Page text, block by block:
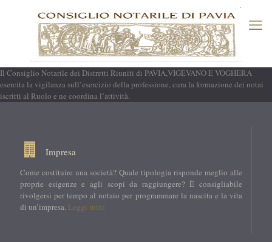
Il Consiglio Notarile dei Distretti Riuniti di PAVIA,VIGEVANO E VOGHERA
esercita la vigilanza sull’esercizio della professione, cura la formazione dei notai
iscritti al Ruolo e ne coordina l’attività.
Impresa
Come costituire una società? Quale tipologia risponde meglio alle
proprie esigenze e agli scopi da raggiungere? È consigliabile
rivolgersi per tempo al notaio per programmare la nascita e la vita
di un’impresa. Leggi tutto